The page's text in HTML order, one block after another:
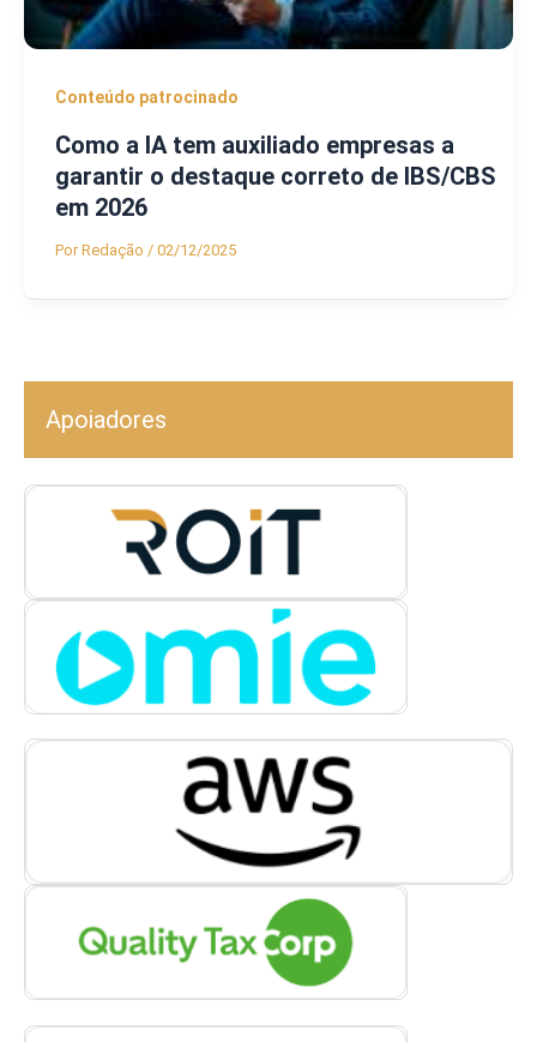
Conteúdo patrocinado
Como a IA tem auxiliado empresas a
garantir o destaque correto de IBS/CBS
em 2026
PorRedação / 02/12/2025
Apoiadores